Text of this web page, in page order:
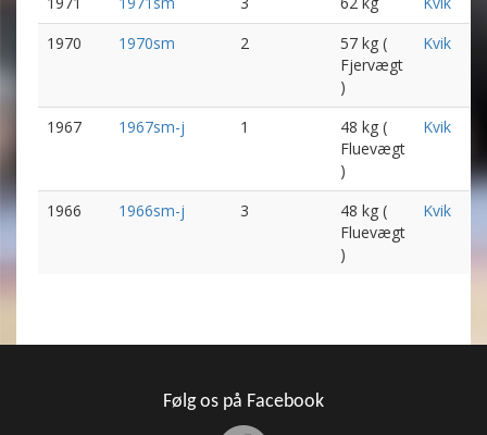
1970
1970sm 2
57 kg (
Fjervægt
)
Kvik
1967 1967sm-j 1
48 kg (
Fluevægt
)
Kvik
1966 1966sm-j 3
48 kg (
Fluevægt
)
Kvik
Følg os på Facebook